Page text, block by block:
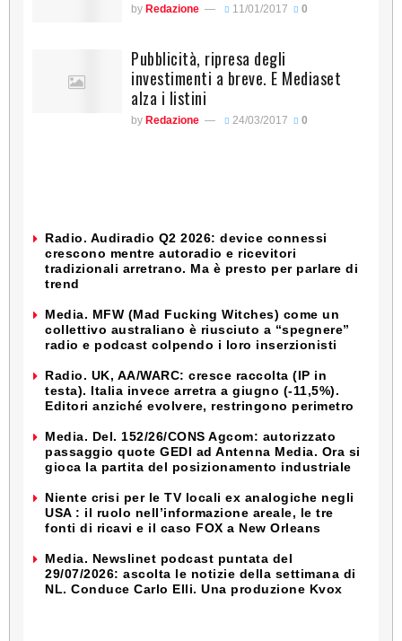
by Redazione 11/01/2017 0
Pubblicità, ripresa degli
investimenti a breve. E Mediaset
alza i listini
by Redazione 24/03/2017 0
Radio. Audiradio Q2 2026: device connessi
crescono mentre autoradio e ricevitori
tradizionali arretrano. Ma è presto per parlare di
trend
Media. MFW (Mad Fucking Witches) come un
collettivo australiano è riusciuto a “spegnere”
radio e podcast colpendo i loro inserzionisti
Radio. UK, AA/WARC: cresce raccolta (IP in
testa). Italia invece arretra a giugno (-11,5%).
Editori anziché evolvere, restringono perimetro
Media. Del. 152/26/CONS Agcom: autorizzato
passaggio quote GEDI ad Antenna Media. Ora si
gioca la partita del posizionamento industriale
Niente crisi per le TV locali ex analogiche negli
USA : il ruolo nell’informazione areale, le tre
fonti di ricavi e il caso FOX a New Orleans
Media. Newslinet podcast puntata del
29/07/2026: ascolta le notizie della settimana di
NL. Conduce Carlo Elli. Una produzione Kvox